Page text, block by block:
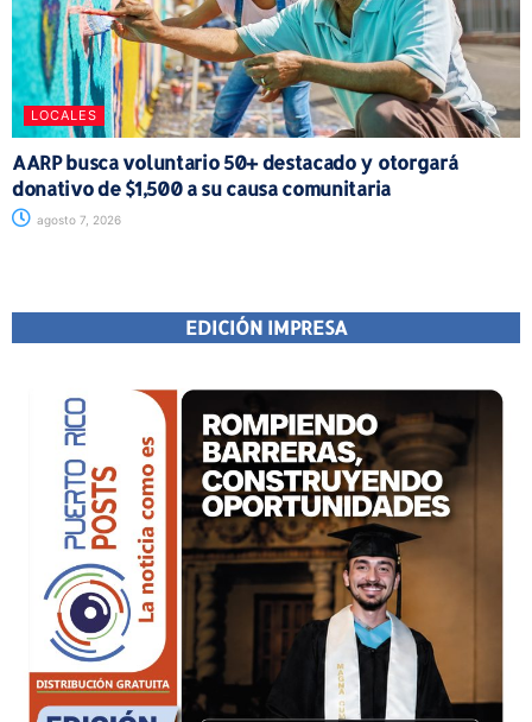
LOCALES
AARP busca voluntario 50+ destacado y otorgará
donativo de $1,500 a su causa comunitaria
agosto 7, 2026
EDICIÓN IMPRESA